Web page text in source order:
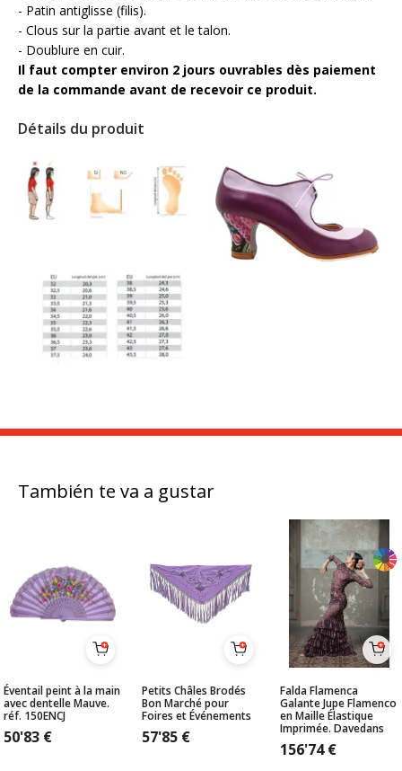
- Patin antiglisse (filis).
- Clous sur la partie avant et le talon.
- Doublure en cuir.
Il faut compter environ 2 jours ouvrables dès paiement
de la commande avant de recevoir ce produit.
Détails du produit
También te va a gustar
Éventail peint à la main
avec dentelle Mauve.
réf. 150ENCJ
50'83 €
Petits Châles Brodés
Bon Marché pour
Foires et Événements
57'85 €
Falda Flamenca
Galante Jupe Flamenco
en Maille Élastique
Imprimée. Davedans
156'74€